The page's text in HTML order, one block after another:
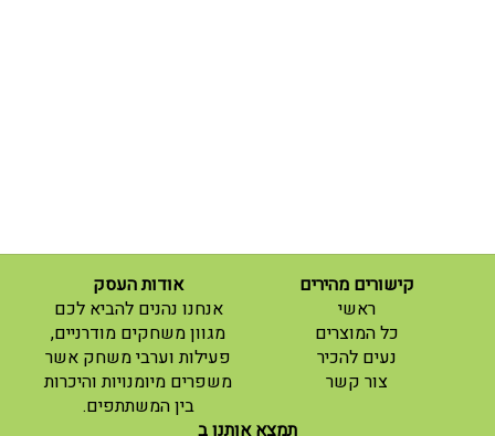
קישורים מהירים
ראשי
(current)
כל המוצרים
נעים להכיר
צור קשר
(current)
אודות העסק
אנחנו נהנים להביא לכם
מגוון משחקים מודרניים,
פעילות וערבי משחק אשר
משפרים מיומנויות והיכרות
בין המשתתפים.
תמצא אותנו ב